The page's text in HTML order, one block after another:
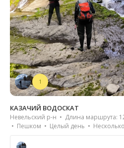
1
КАЗАЧИЙ ВОДОСКАТ
Невельский р-н • Длина маршрута:
• Пешком • Целый день •